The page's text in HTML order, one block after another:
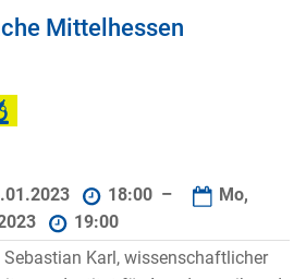
Mittelhessen
18:00 –
Mo,
19:00
Sebastian Karl, wissenschaftlicher